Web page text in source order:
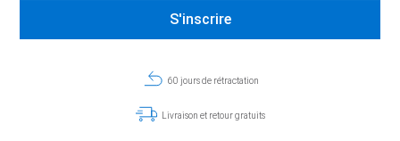
60 jours de rétractation
Livraison et retour gratuits